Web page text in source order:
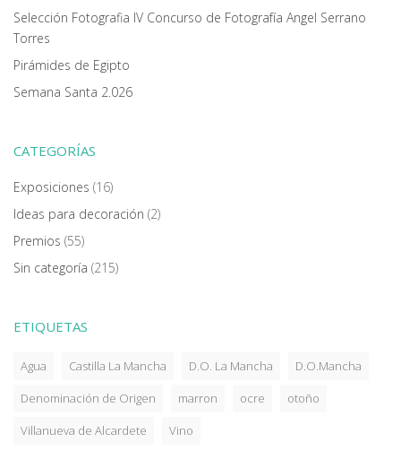
Selección Fotografia IV Concurso de Fotografía Angel Serrano
Torres
Pirámides de Egipto
Semana Santa 2.026
CATEGORÍAS
Exposiciones (16)
Ideas para decoración (2)
Premios (55)
Sin categoría (215)
ETIQUETAS
Agua Castilla La Mancha D.O. La Mancha
D.O.Mancha
Denominación de Origen
marron ocre
otoño
Villanueva de Alcardete
Vino